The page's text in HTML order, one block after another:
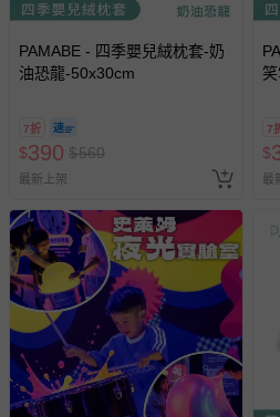
PAMABE - 四季嬰兒絨枕套-奶
油恐龍-50x30cm
7折
$390 $560
最新上架
7
$
最